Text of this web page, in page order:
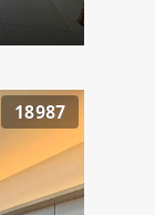
18987